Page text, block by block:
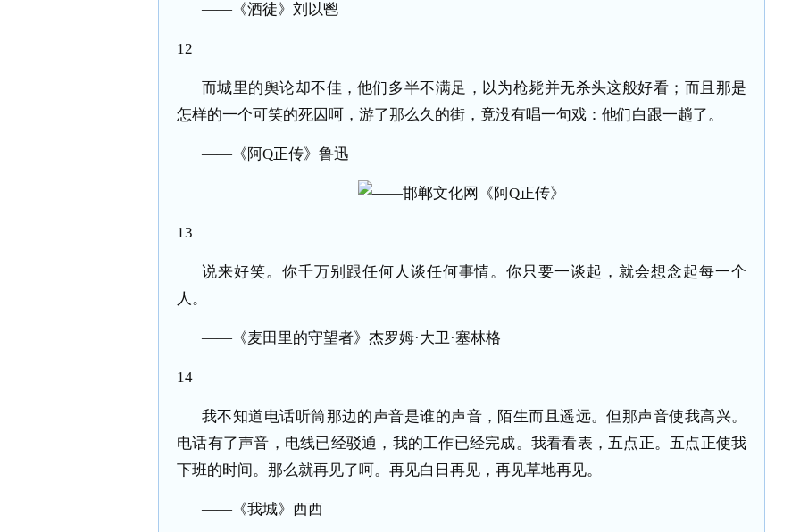
——《酒徒》刘以鬯
12
而城里的舆论却不佳，他们多半不满足，以为枪毙并无杀头这般好看；而且那是
怎样的一个可笑的死囚呵，游了那么久的街，竟没有唱一句戏：他们白跟一趟了。
——《阿Q正传》鲁迅
13
说来好笑。你千万别跟任何人谈任何事情。你只要一谈起，就会想念起每一个
人。
——《麦田里的守望者》杰罗姆·大卫·塞林格
14
我不知道电话听筒那边的声音是谁的声音，陌生而且遥远。但那声音使我高兴。
电话有了声音，电线已经驳通，我的工作已经完成。我看看表，五点正。五点正使我
下班的时间。那么就再见了呵。再见白日再见，再见草地再见。
——《我城》西西